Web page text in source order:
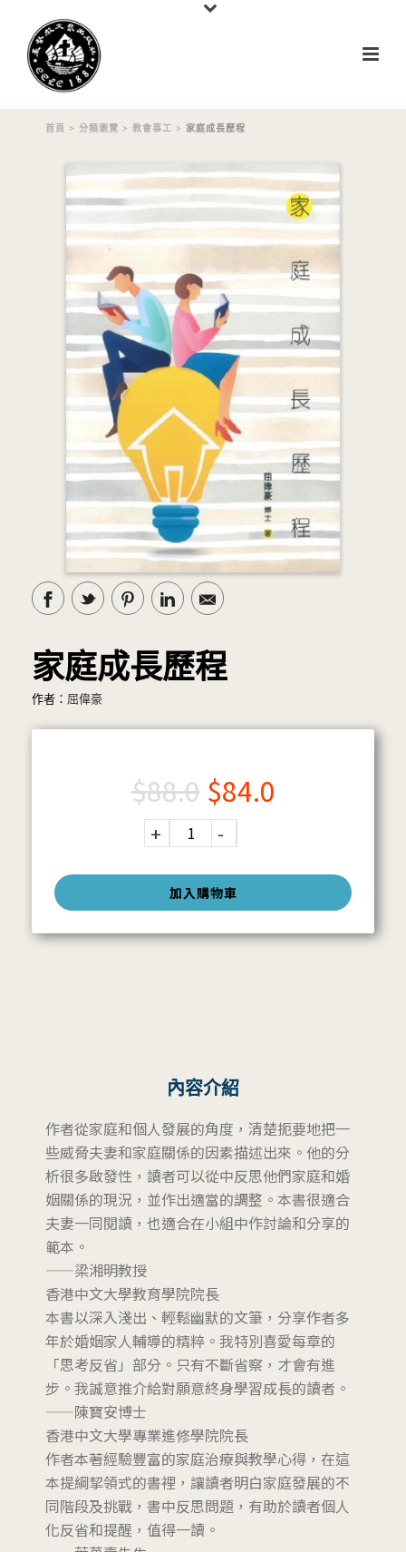
首頁 > 分類瀏覽 > 教會事工 > 家庭成長歷程
家庭成長歷程
作者： 屈偉豪
加入購物車
$88.0 $84.0
內容介紹
作者從家庭和個人發展的角度，清楚扼要地把一
些威脅夫妻和家庭關係的因素描述出來。他的分
析很多啟發性，讀者可以從中反思他們家庭和婚
姻關係的現況，並作出適當的調整。本書很適合
夫妻一同閱讀，也適合在小組中作討論和分享的
範本。
——梁湘明教授
香港中文大學教育學院院長
本書以深入淺出、輕鬆幽默的文筆，分享作者多
年於婚姻家人輔導的精粹。我特別喜愛每章的
「思考反省」部分。只有不斷省察，才會有進
步。我誠意推介給對願意終身學習成長的讀者。
——陳寶安博士
香港中文大學專業進修學院院長
作者本著經驗豐富的家庭治療與教學心得，在這
本提綱挈領式的書裡，讓讀者明白家庭發展的不
同階段及挑戰，書中反思問題，有助於讀者個人
化反省和提醒，值得一讀。